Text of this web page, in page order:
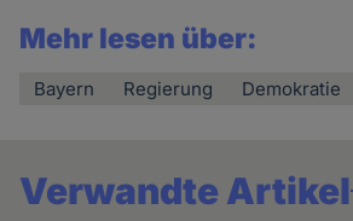
Mehr lesen über:
Bayern Regierung Demokratie
Verwandte Artikel